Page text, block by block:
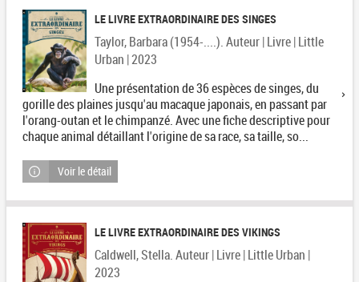
LE LIVRE EXTRAORDINAIRE DES SINGES
Taylor, Barbara (1954-....). Auteur | Livre | Little
Urban | 2023
Une présentation de 36 espèces de singes, du
gorille des plaines jusqu'au macaque japonais, en passant par
l'orang-outan et le chimpanzé. Avec une fiche descriptive pour
chaque animal détaillant l'origine de sa race, sa taille, so...
Voir le détail
LE LIVRE EXTRAORDINAIRE DES VIKINGS
Caldwell, Stella. Auteur | Livre | Little Urban |
2023